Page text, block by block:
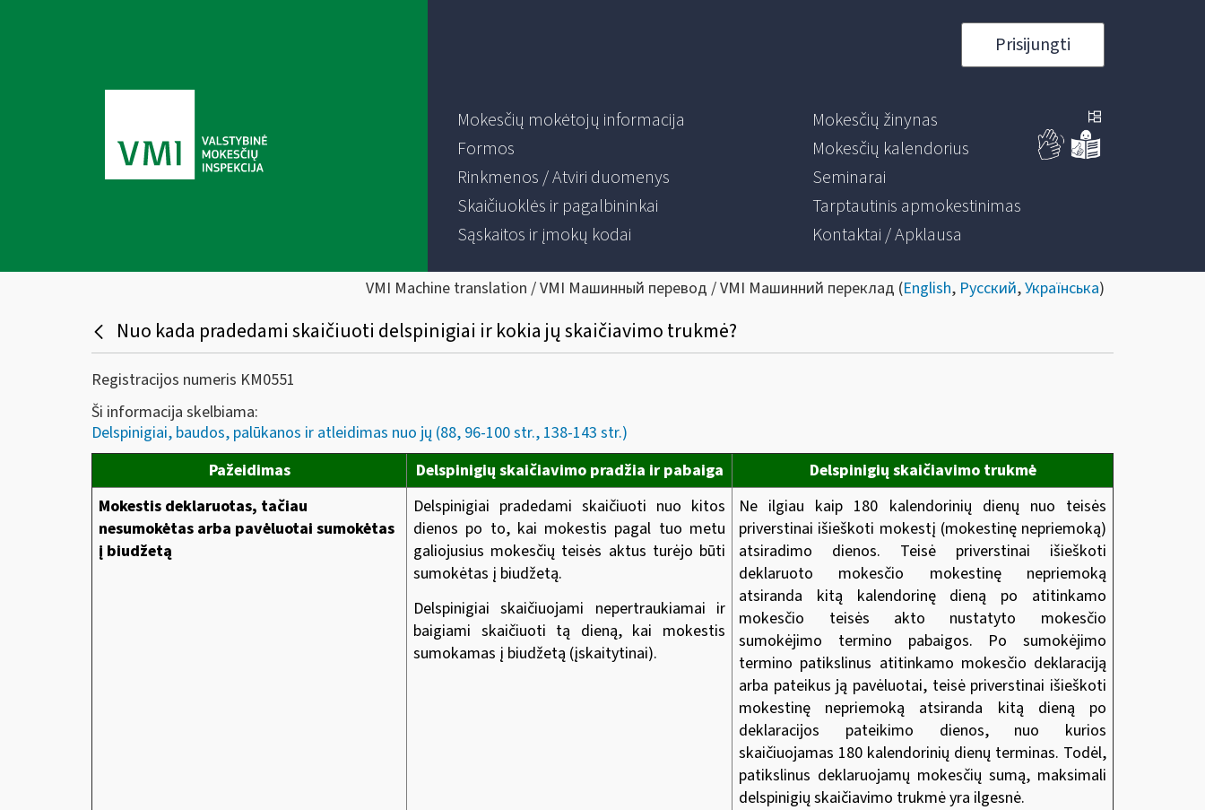
Prisijungti
Mokesčių mokėtojų informacija
Formos
Rinkmenos / Atviri duomenys
Skaičiuoklės ir pagalbininkai
Sąskaitos ir įmokų kodai
Mokesčių žinynas
Mokesčių kalendorius
Seminarai
Tarptautinis apmokestinimas
Kontaktai / Apklausa
VMI Machine translation / VMI Машинный перевод / VMI Машинний переклад (English, Русский,Українська)
Nuo kada pradedami skaičiuoti delspinigiai ir kokia jų skaičiavimo trukmė?
Registracijos numeris KM0551
Ši informacija skelbiama:
Delspinigiai, baudos, palūkanos ir atleidimas nuo jų (88, 96-100 str., 138-143 str.)
Pažeidimas
Delspinigių skaičiavimo pradžia ir pabaiga
Delspinigių skaičiavimo trukmė
Mokestis deklaruotas, tačiau
nesumokėtas arba pavėluotai sumokėtas
į biudžetą
Delspinigiai pradedami skaičiuoti nuo kitos
dienos po to, kai mokestis pagal tuo metu
galiojusius mokesčių teisės aktus turėjo būti
sumokėtas į biudžetą.
Delspinigiai skaičiuojami nepertraukiamai ir
baigiami skaičiuoti tą dieną, kai mokestis
sumokamas į biudžetą (įskaitytinai).
Ne ilgiau kaip 180 kalendorinių dienų nuo teisės
priverstinai išieškoti mokestį (mokestinę nepriemoką)
atsiradimo dienos. Teisė priverstinai išieškoti
deklaruoto mokesčio mokestinę nepriemoką
atsiranda kitą kalendorinę dieną
po atitinkamo
mokesčio teisės akto nustatyto mokesčio
sumokėjimo termino pabaigos. Po sumokėjimo
termino patikslinus atitinkamo mokesčio deklaraciją
arba pateikus ją pavėluotai, teisė priverstinai išieškoti
mokestinę nepriemoką atsiranda kitą dieną po
deklaracijos pateikimo dienos, nuo kurios
skaičiuojamas 180 kalendorinių dienų terminas. Todėl,
patikslinus deklaruojamų mokesčių sumą, maksimali
delspinigių skaičiavimo trukmė yra ilgesnė.